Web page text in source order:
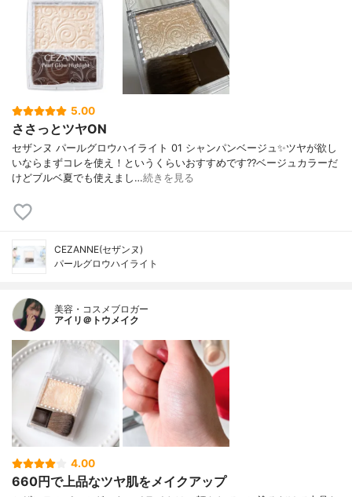
5.00
ささっとツヤON
セザンヌ パールグロウハイライト 01 シャンパンベージュ✨ツヤが欲し
いならまずコレを使え！というくらいおすすめです??ベージュカラーだ
けどブルベ夏でも使えまし…続きを見る
CEZANNE(セザンヌ)
パールグロウハイライト
美容・コスメブロガー
アイリ＠トウメイク
4.00
660円で上品なツヤ肌をメイクアップ